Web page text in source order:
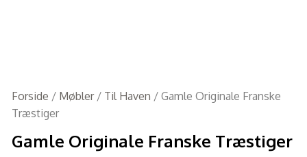
Forside / Møbler/ Til Haven / Gamle Originale Franske
Træstiger
Gamle Originale Franske Træstiger